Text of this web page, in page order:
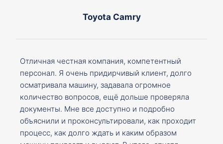
Toyota Camry
Отличная честная компания, компетентный
персонал. Я очень придирчивый клиент, долго
осматривала машину, задавала огромное
количество вопросов, ещё дольше проверяла
документы. Мне все доступно и подробно
объяснили и проконсультировали, как проходит
процесс, как долго ждать и каким образом